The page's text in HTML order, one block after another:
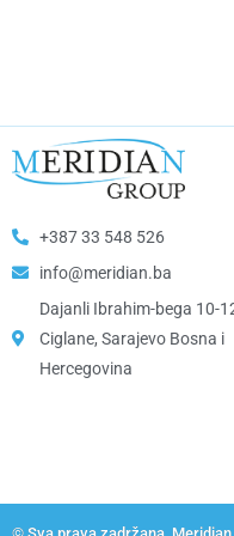
+387 33 548 526
info@meridian.ba
Dajanli Ibrahim-bega 10-
Ciglane, Sarajevo Bosna i
Hercegovina​